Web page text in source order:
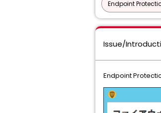
Endpoint
Issue/
Endpoint